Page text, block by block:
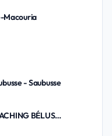
Macouria
- Saubusse
BÉLUS